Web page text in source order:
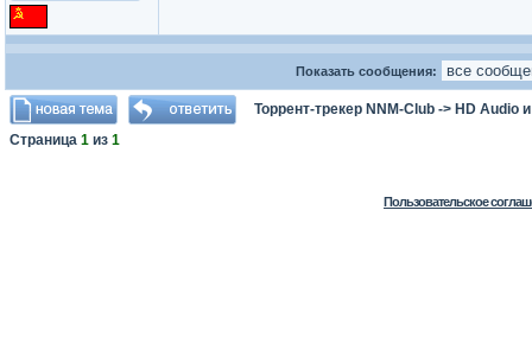
Показать сообщения:
Торрент-трекер NNM-Club -> HD Audio
Страница 1 из 1
Пользовательское